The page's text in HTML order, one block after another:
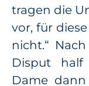
tragen die
vor, für
nicht.“
Disput half
Dame